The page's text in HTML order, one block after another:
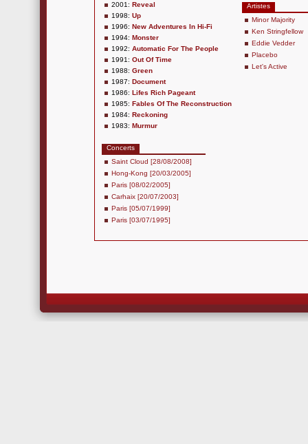
2001: Reveal
1998: Up
1996: New Adventures In Hi-Fi
1994: Monster
1992: Automatic For The People
1991: Out Of Time
1988: Green
1987: Document
1986: Lifes Rich Pageant
1985: Fables Of The Reconstruction
1984: Reckoning
1983: Murmur
Concerts
Saint Cloud [28/08/2008]
Hong-Kong [20/03/2005]
Paris [08/02/2005]
Carhaix [20/07/2003]
Paris [05/07/1999]
Paris [03/07/1995]
Artistes
Minor Majority
Ken Stringfellow
Eddie Vedder
Placebo
Let's Active